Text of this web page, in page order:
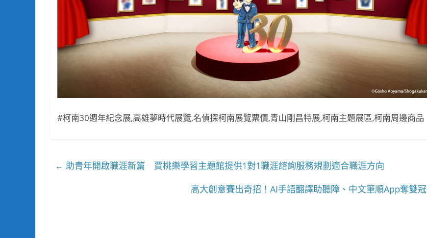
#柯南30週年紀念展,高雄夢時代展覽,名偵探柯南展覽票價,青山剛昌特展,柯南主題展區,柯南周邊商品
← 助青年開啟職涯新篇 賈桃樂學習主題館提供1對1職涯諮詢服務規劃適合職涯方向
高大創意賽出奇招！AI手語翻譯助聽障、中文筆順App奪雙冠